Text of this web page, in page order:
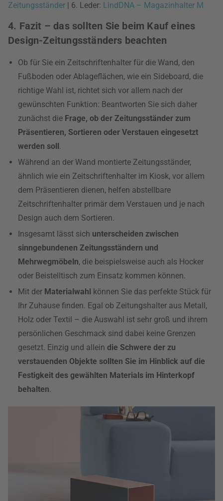
Zeitungsständer | 6. Leder: LindDNA – Magazinhalter M
4. Fazit – das sollten Sie beim Kauf eines
Design-Zeitungsständers beachten
Ob für Sie ein Zeitschriftenhalter für die Wand, den
Fußboden oder Ablageflächen, wie ein Sideboard, die
richtige Wahl ist, richtet sich vor allem nach der
gewünschten Funktion: Beantworten Sie sich daher
zunächst die Frage, ob der Zeitungsständer zum
Präsentieren, Sortieren oder Verstauen eingesetzt
werden soll.
Während an der Wand montierte Zeitungsständer,
ähnlich wie ein Zeitschriftenhalter im Kiosk, vor allem
dem Präsentieren dienen, helfen abstellbare
Zeitschriftenhalter primär dem Verstauen und je nach
Design auch dem Sortieren.
Insgesamt lässt sich unterscheiden zwischen
sinngebundenen Zeitungsständern und
Mehrwegmöbeln, die beispielsweise auch als Hocker
oder Beistelltisch zum Einsatz kommen können.
Mit der Materialwahl können Sie das perfekte Stück für
Ihr Zuhause finden. Egal ob Zeitungshalter aus Metall,
Holz oder Textil – die Auswahl ist sehr groß und ihrem
persönlichen Geschmack sind dabei keine Grenzen
gesetzt. Einzig und allein die Schwere der zu
verstauenden Objekte sollten Sie im Hinblick auf die
Festigkeit des gewählten Materials im Hinterkopf
behalten.